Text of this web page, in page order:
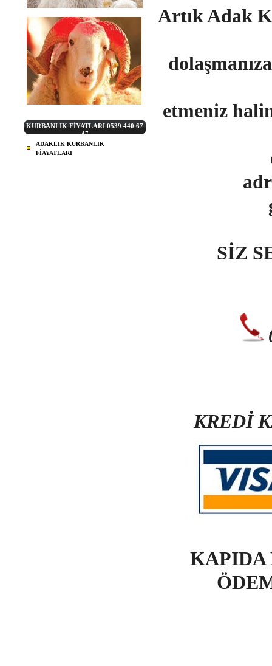
KURBANLIK FİYATLARI 0539 440 67
47
ADAKLIK KURBANLIK
FİAYATLARI
Artık Adak
etmeniz
SİZ
KREDİ
KAPIDA